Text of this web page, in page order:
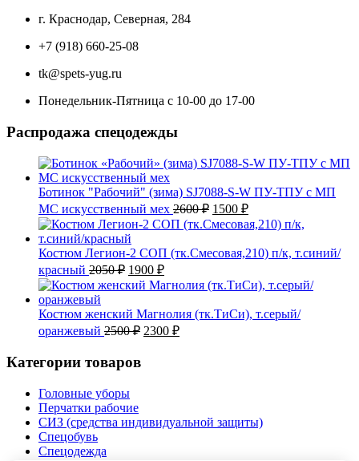
г. Краснодар, Северная, 284
+7 (918) 660-25-08
tk@spets-yug.ru
Понедельник-Пятница с 10-00 до 17-00
Распродажа спецодежды
Ботинок "Рабочий" (зима) SJ7088-S-W ПУ-ТПУ с МП
МС искусственный мех 2600₽ Первоначальная
цена
составляла
2600 ₽.
1500 ₽Текущая
цена:
Костюм Легион-2 СОП (тк.Смесовая,210) п/к, т.синий/
красный 2050₽ Первоначальная
цена
составляла
2050 ₽.
1900 ₽Текущая
цена:
Костюм женский Магнолия (тк.ТиСи), т.серый/
оранжевый 2500₽ Первоначальная
2300 ₽Текущая
Категории товаров
Головные уборы
Перчатки рабочие
СИЗ (средства индивидуальной защиты)
Спецобувь
Спецодежда